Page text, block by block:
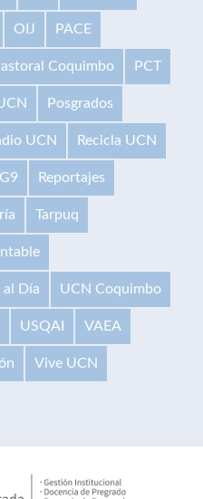
OIJ PACE
Coquimbo PCT
Posgrados
UCN Recicla UCN
Reportajes
Tarpuq
al Día UCN Coquimbo
USQAI VAEA
Vive UCN